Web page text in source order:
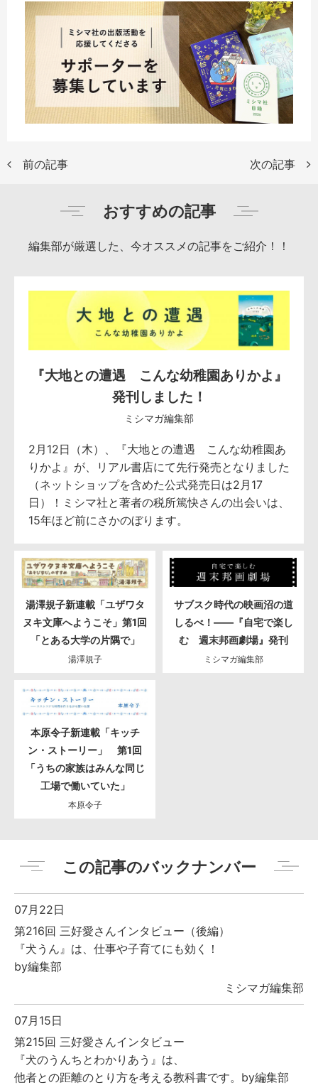
前の記事 次の記事
おすすめの記事
編集部が厳選した、今オススメの記事をご紹介！！
『大地との遭遇 こんな幼稚園ありかよ』
発刊しました！
ミシマガ編集部
2月12日（木）、『大地との遭遇 こんな幼稚園あ
りかよ』が、リアル書店にて先行発売となりました
（ネットショップを含めた公式発売日は2月17
日）！ミシマ社と著者の税所篤快さんの出会いは、
15年ほど前にさかのぼります。
湯澤規子新連載「ユザワタ
ヌキ文庫へようこそ」第1回
「とある大学の片隅で」
湯澤規子
サブスク時代の映画沼の道
しるべ！――『自宅で楽し
む 週末邦画劇場』発刊
ミシマガ編集部
本原令子新連載「キッチ
ン・ストーリー」 第1回
「うちの家族はみんな同じ
工場で働いていた」
本原令子
この記事のバックナンバー
07月22日
第216回 三好愛さんインタビュー（後編）
『犬うん』は、仕事や子育てにも効く！
by編集部
ミシマガ編集部
07月15日
第215回 三好愛さんインタビュー
『犬のうんちとわかりあう』は、
他者との距離のとり方を考える教科書です。by編集部